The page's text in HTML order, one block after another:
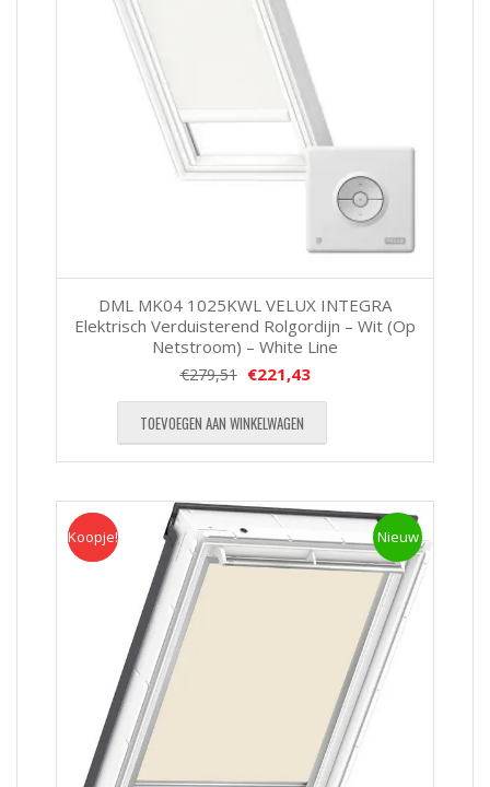
DML MK04 1025KWL VELUX INTEGRA
Elektrisch Verduisterend Rolgordijn – Wit (Op
Netstroom) – White Line
€279,51 €221,43
TOEVOEGEN AAN WINKELWAGEN
Koopje Nieuw
Koopje!